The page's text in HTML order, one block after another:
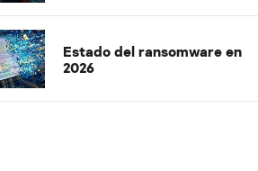
Estado del ransomware en
2026